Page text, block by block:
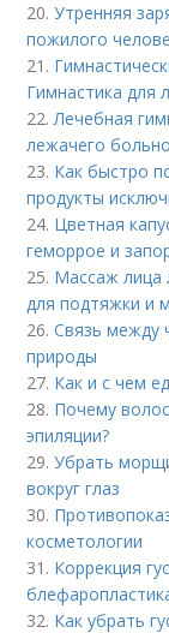
20.Утренняя
пожилого
21.
Гимнастика для
22.Лечебная
лежачего
23. Как быстро
продукты
24. Цветная
геморрое и
25. Массаж лица
для подтяжки и
26.Связь между
природы
27. Как и с чем
28. Почему
эпиляции?
29.Убрать
вокруг глаз
30.
косметологии
31. Коррекция
32. Как убрать